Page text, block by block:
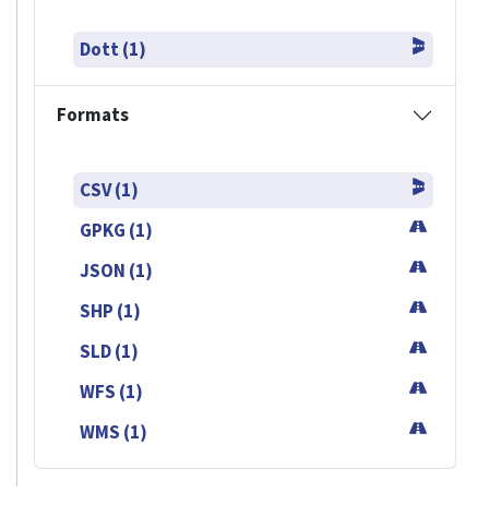
Dott (1)
Formats
CSV (1)
GPKG (1)
JSON (1)
SHP (1)
SLD (1)
WFS (1)
WMS (1)